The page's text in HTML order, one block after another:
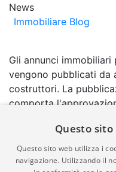
News
Immobiliare Blog
Gli annunci
vengono pubblicati da
costruttori. La
comporta
garanzia da parte di
quindi non è
correttezza, della
Questo
Questo sito web utilizza i
navigazione. Utilizzando il